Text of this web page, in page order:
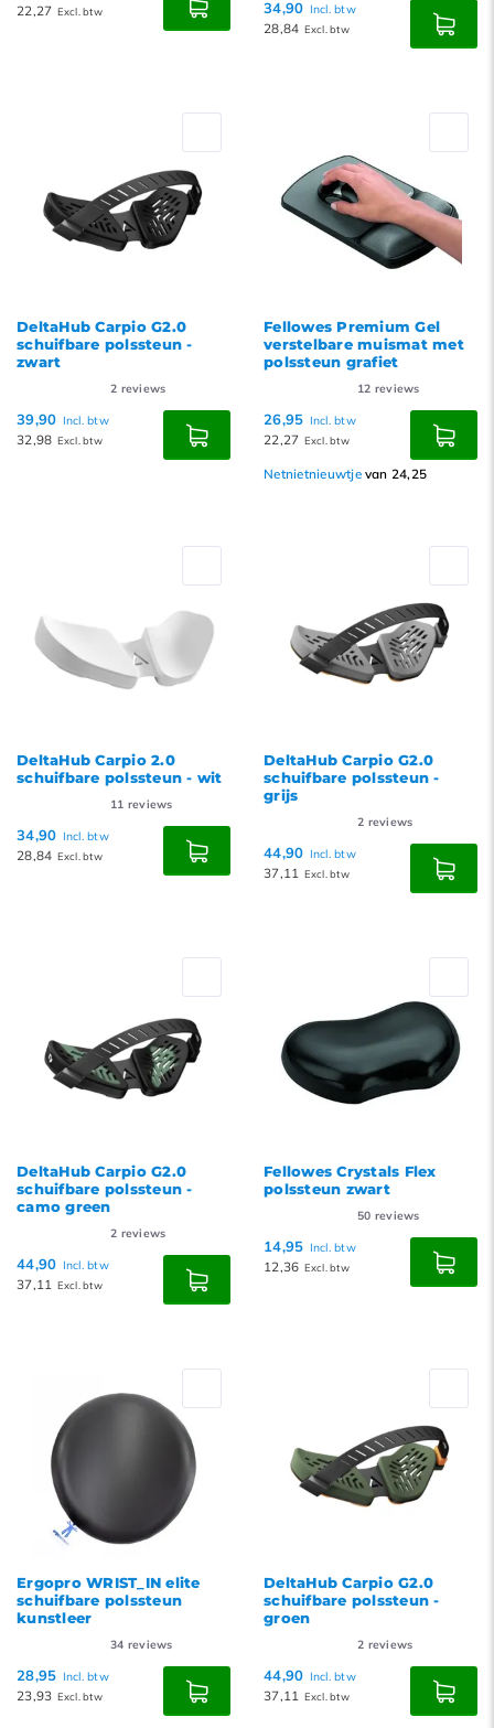
22,27 Excl. btw 34,90 Incl. btw
28,84 Excl. btw
DeltaHub Carpio G2.0
schuifbare polssteun -
zwart
2 reviews
39,90 Incl. btw
32,98 Excl. btw
Fellowes Premium Gel
verstelbare muismat met
polssteun grafiet
12 reviews
26,95 Incl. btw
22,27 Excl. btw
Netnietnieuwtje van 24,25
DeltaHub Carpio 2.0
schuifbare polssteun - wit
11 reviews
34,90 Incl. btw
28,84 Excl. btw
DeltaHub Carpio G2.0
schuifbare polssteun -
grijs
2 reviews
44,90 Incl. btw
37,11 Excl. btw
DeltaHub Carpio G2.0
schuifbare polssteun -
camo green
2 reviews
44,90 Incl. btw
37,11 Excl. btw
Fellowes Crystals Flex
polssteun zwart
50 reviews
14,95 Incl. btw
12,36 Excl. btw
Ergopro WRIST_IN elite
schuifbare polssteun
kunstleer
34 reviews
28,95 Incl. btw
23,93 Excl. btw
DeltaHub Carpio G2.0
schuifbare polssteun -
groen
2 reviews
44,90 Incl. btw
37,11 Excl. btw